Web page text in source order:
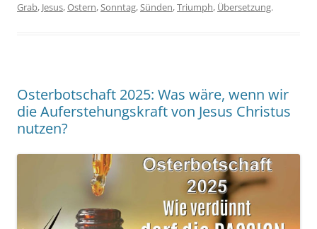
Grab, Jesus,Ostern,Sonntag,Sünden,Triumph, Übersetzung.
Osterbotschaft 2025: Was wäre, wenn wir
die Auferstehungskraft von Jesus Christus
nutzen?